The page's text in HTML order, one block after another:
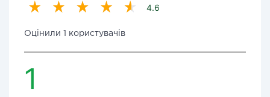
4.6
Оцінили 1 користувачів
1